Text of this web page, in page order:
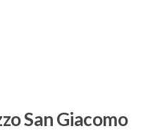
San Giacomo